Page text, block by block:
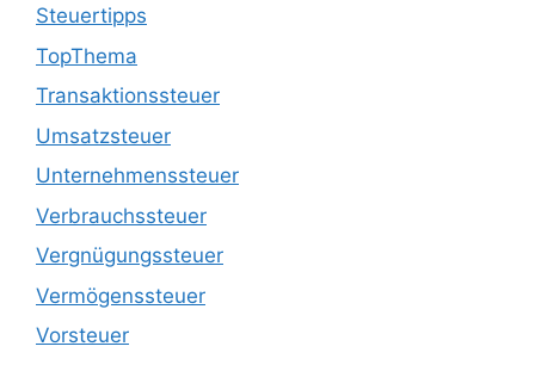
Steuertipps
TopThema
Transaktionssteuer
Umsatzsteuer
Unternehmenssteuer
Verbrauchssteuer
Vergnügungssteuer
Vermögenssteuer
Vorsteuer